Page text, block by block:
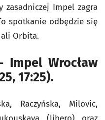
Impel zagra
spotkanie odbędzie się
Orbita.
Impel Wrocław
17:25).
Raczyńska, Milovic,